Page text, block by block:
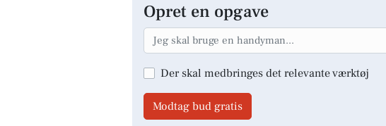
Opret en opgave
Der skal medbringes det relevante værktøj
Modtag bud gratis